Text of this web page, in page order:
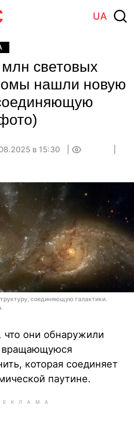
UA
световых
нашли новую
в 15:30
соединяющую галактики.
что они обнаружили
которая соединяет
паутине.